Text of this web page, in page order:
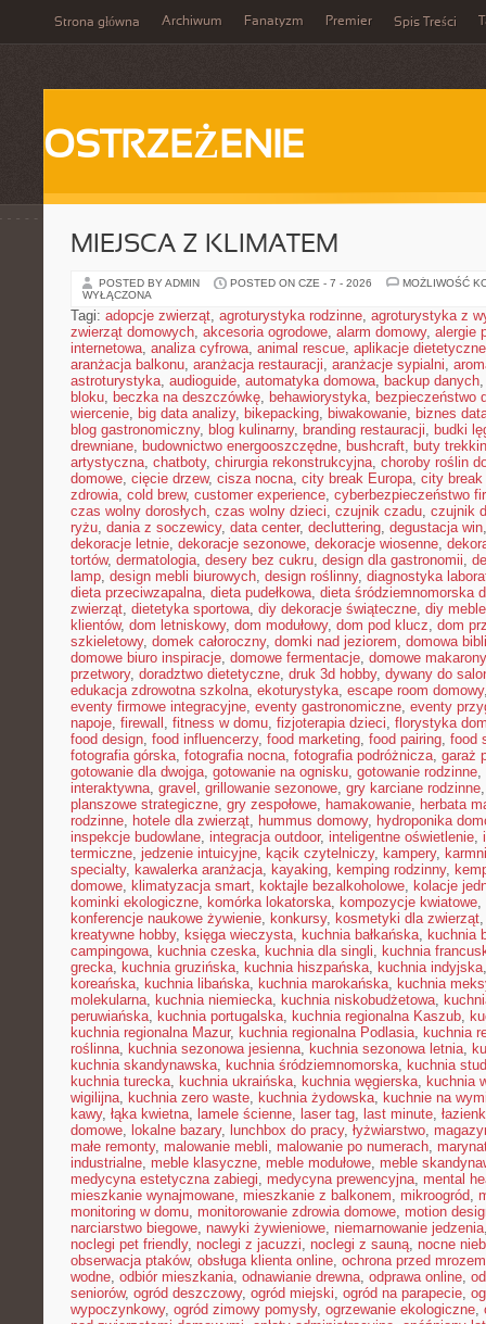
Strona główna Archiwum Fanatyzm Premier Spis Treści
OSTRZEŻENIE
MIEJSCA Z KLIMATEM
POSTED BY ADMIN POSTED ON CZE - 7 - 2026
MOŻLIWOŚĆ
WYŁĄCZONA
Tagi: adopcje zwierząt, agroturystyka rodzinne, agroturystyka z
zwierząt domowych, akcesoria ogrodowe, alarm domowy, alergie
internetowa, analiza cyfrowa, animal rescue, aplikacje dietetyczne
aranżacja balkonu, aranżacja restauracji, aranżacje sypialni,
astroturystyka, audioguide, automatyka domowa, backup danych
bloku, beczka na deszczówkę, behawiorystyka, bezpieczeństwo
wiercenie, big data analizy, bikepacking, biwakowanie, biznes
blog gastronomiczny, blog kulinarny, branding restauracji, budki
drewniane, budownictwo energooszczędne, bushcraft, buty
artystyczna, chatboty, chirurgia rekonstrukcyjna, choroby roślin
domowe, cięcie drzew, cisza nocna, city break Europa, city
zdrowia, cold brew, customer experience, cyberbezpieczeństwo
czas wolny dorosłych, czas wolny dzieci, czujnik czadu, czujnik
ryżu, dania z soczewicy, data center, decluttering, degustacja win
dekoracje letnie, dekoracje sezonowe, dekoracje wiosenne,
tortów, dermatologia, desery bez cukru, design dla gastronomii,
lamp, design mebli biurowych, design roślinny, diagnostyka
dieta przeciwzapalna, dieta pudełkowa, dieta śródziemnomorska
zwierząt, dietetyka sportowa, diy dekoracje świąteczne, diy
klientów, dom letniskowy, dom modułowy, dom pod klucz, dom
szkieletowy, domek całoroczny, domki nad jeziorem, domowa
domowe biuro inspiracje, domowe fermentacje, domowe makarony
przetwory, doradztwo dietetyczne, druk 3d hobby, dywany do
edukacja zdrowotna szkolna, ekoturystyka, escape room domowy
eventy firmowe integracyjne, eventy gastronomiczne, eventy
napoje, firewall , fitness w domu, fizjoterapia dzieci, florystyka
food design, food influencerzy, food marketing, food pairing, food
fotografia górska, fotografia nocna, fotografia podróżnicza, garaż
gotowanie dla dwojga, gotowanie na ognisku, gotowanie rodzinne,
interaktywna, gravel , grillowanie sezonowe, gry karciane rodzinne
planszowe strategiczne, gry zespołowe, hamakowanie, herbata
rodzinne, hotele dla zwierząt, hummus domowy, hydroponika
inspekcje budowlane, integracja outdoor, inteligentne oświetlenie,
termiczne, jedzenie intuicyjne, kącik czytelniczy, kampery,
specialty, kawalerka aranżacja, kayaking, kemping rodzinny,
domowe, klimatyzacja smart, koktajle bezalkoholowe, kolacje
kominki ekologiczne, komórka lokatorska, kompozycje kwiatowe,
konferencje naukowe żywienie, konkursy, kosmetyki dla zwierząt
kreatywne hobby, księga wieczysta, kuchnia bałkańska, kuchnia
campingowa, kuchnia czeska, kuchnia dla singli, kuchnia
grecka, kuchnia gruzińska, kuchnia hiszpańska, kuchnia indyjska
koreańska, kuchnia libańska, kuchnia marokańska, kuchnia
molekularna, kuchnia niemiecka, kuchnia niskobudżetowa,
peruwiańska, kuchnia portugalska, kuchnia regionalna Kaszub,
kuchnia regionalna Mazur, kuchnia regionalna Podlasia, kuchnia
roślinna, kuchnia sezonowa jesienna, kuchnia sezonowa letnia,
kuchnia skandynawska, kuchnia śródziemnomorska, kuchnia
kuchnia turecka, kuchnia ukraińska, kuchnia węgierska, kuchnia
wigilijna, kuchnia zero waste, kuchnia żydowska, kuchnie na
kawy, łąka kwietna, lamele ścienne, laser tag, last minute,
domowe, lokalne bazary, lunchbox do pracy, łyżwiarstwo,
małe remonty, malowanie mebli, malowanie po numerach,
industrialne, meble klasyczne, meble modułowe, meble
medycyna estetyczna zabiegi, medycyna prewencyjna, mental
mieszkanie wynajmowane, mieszkanie z balkonem, mikroogród,
monitoring w domu, monitorowanie zdrowia domowe, motion
narciarstwo biegowe, nawyki żywieniowe, niemarnowanie jedzenia
noclegi pet friendly, noclegi z jacuzzi, noclegi z sauną, nocne
obserwacja ptaków, obsługa klienta online, ochrona przed mrozem
wodne, odbiór mieszkania, odnawianie drewna, odprawa online,
seniorów, ogród deszczowy, ogród miejski, ogród na parapecie,
wypoczynkowy, ogród zimowy pomysły, ogrzewanie ekologiczne,